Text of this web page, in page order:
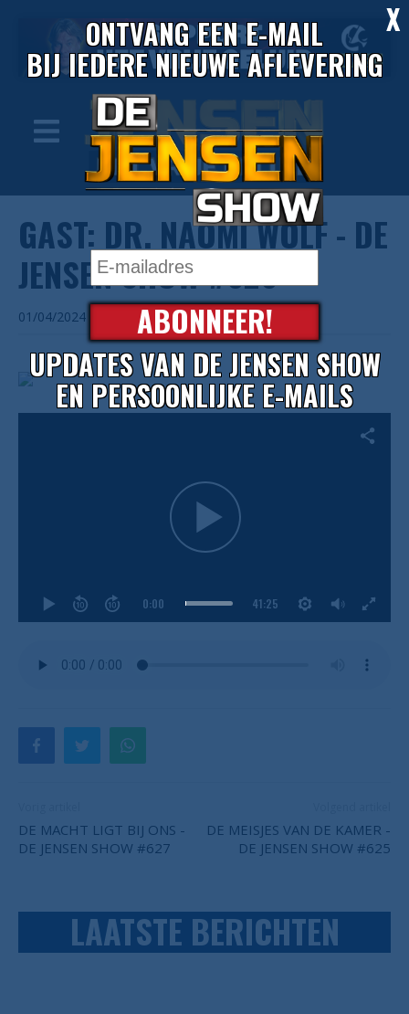
GAST: DR. NAOMI WOLF - DE
JENSEN SHOW #626
01/04/2024
0:00 41:25
DE MACHT LIGT BIJ ONS -
DE JENSEN SHOW #627
DE MEISJES VAN DE KAMER -
DE JENSEN SHOW #625
LAATSTE BERICHTEN
X
ONTVANG EEN E-MAIL
BIJ IEDERE NIEUWE AFLEVERING
ABONNEER!
UPDATES VAN DE JENSEN SHOW
EN PERSOONLIJKE E-MAILS